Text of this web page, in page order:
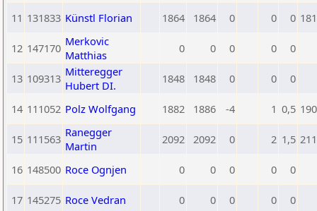
11 131833 Künstl Florian 1864 1864 0 0 0
12 147170 Merkovic
Matthias
0 0 0 0 0
13 109313 Mitteregger
Hubert DI.
1848 1848 0 0 0
14 111052 Polz Wolfgang 1882 1886 -4 1 0,5
15 111563 Ranegger
Martin
2092 2092 0 2 1,5
16 148500 Roce Ognjen 0 0 0 0 0
17 145275 Roce Vedran 0 0 0 0 0